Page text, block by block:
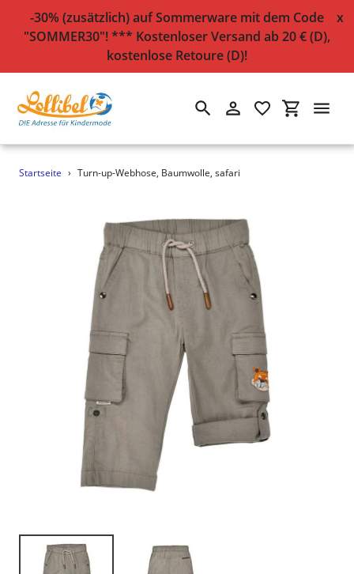
Direkt
-30% (zusätzlich) auf Sommerware mit dem Code
"SOMMER30"! *** Kostenloser Versand ab 20 € (D),
kostenlose Retoure (D)!
x
SuchenEinloggen
Startseite › Turn-up-Webhose, Baumwolle, safari